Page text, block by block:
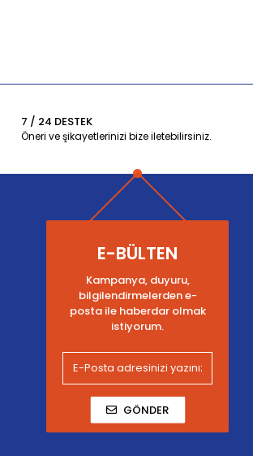
7 / 24 DESTEK
Öneri ve şikayetlerinizi bize iletebilirsiniz.
E-BÜLTEN
Kampanya, duyuru,
bilgilendirmelerden e-
posta ile haberdar olmak
istiyorum.
GÖNDER